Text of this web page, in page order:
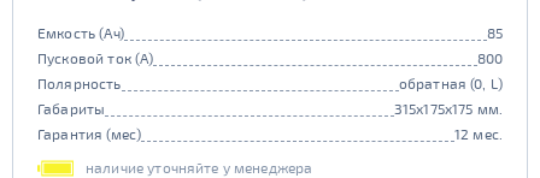
Емкость (Ач)
85
Пусковой ток (А)
800
Полярность
обратная (0, L)
Габариты
315x175x175 мм.
Гарантия (мес)
12 мес.
наличие уточняйте у менеджера